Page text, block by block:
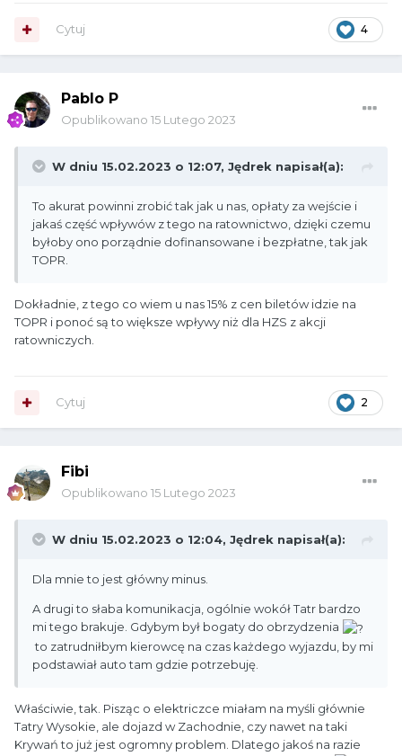
4
Cytuj
Pablo P
Opublikowano 15 Lutego 2023
W dniu 15.02.2023 o 12:07, Jędrek napisał(a):
To akurat powinni zrobić tak jak u nas, opłaty za wejście i
jakaś część wpływów z tego na ratownictwo, dzięki czemu
byłoby ono porządnie dofinansowane i bezpłatne, tak jak
TOPR.
Dokładnie, z tego co wiem u nas 15% z cen biletów idzie na
TOPR i ponoć są to większe wpływy niż dla HZS z akcji
ratowniczych.
2
Cytuj
Fibi
Opublikowano 15 Lutego 2023
W dniu 15.02.2023 o 12:04, Jędrek napisał(a):
Dla mnie to jest główny minus.
A drugi to słaba komunikacja, ogólnie wokół Tatr bardzo
mi tego brakuje. Gdybym był bogaty do obrzydzenia
to zatrudniłbym kierowcę na czas każdego wyjazdu, by mi
podstawiał auto tam gdzie potrzebuję.
Właściwie, tak. Pisząc o elektriczce miałam na myśli głównie
Tatry Wysokie, ale dojazd w Zachodnie, czy nawet na taki
Krywań to już jest ogromny problem. Dlatego jakoś na razie